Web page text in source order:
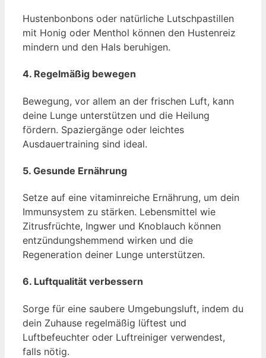
Hustenbonbons oder natürliche Lutschpastillen
mit Honig oder Menthol können den Hustenreiz
mindern und den Hals beruhigen.
4. Regelmäßig bewegen
Bewegung, vor allem an der frischen Luft, kann
deine Lunge unterstützen und die Heilung
fördern. Spaziergänge oder leichtes
Ausdauertraining sind ideal.
5. Gesunde Ernährung
Setze auf eine vitaminreiche Ernährung, um dein
Immunsystem zu stärken. Lebensmittel wie
Zitrusfrüchte, Ingwer und Knoblauch können
entzündungshemmend wirken und die
Regeneration deiner Lunge unterstützen.
6. Luftqualität verbessern
Sorge für eine saubere Umgebungsluft, indem du
dein Zuhause regelmäßig lüftest und
Luftbefeuchter oder Luftreiniger verwendest,
falls nötig.